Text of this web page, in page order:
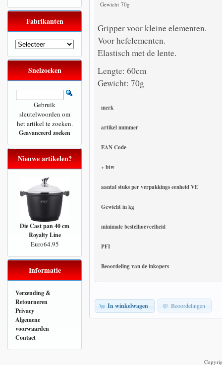
Gewicht 70g
Gripper voor kleine elementen.
Voor hefelementen.
Elastisch met de lente.
Lengte: 60cm
Gewicht: 70g
merk
artikel nummer
EAN Code
+ btw
aantal stuks per verpakkings eenheid VE
Gewicht in kg
minimale bestelhoeveelheid
PFI
Beoordeling van de inkopers
In winkelwagen Beoordelingen
Fabrikanten
Snelzoeken
Gebruik
sleutelwoorden om
het artikel te zoeken.
Geavanceerd zoeken
Nieuwe artikelen?
Die Cast pan 40 cm
Royalty Line
Euro64.95
Informatie
Verzending &
Retourneren
Privacy
Algemene
voorwaarden
Contact